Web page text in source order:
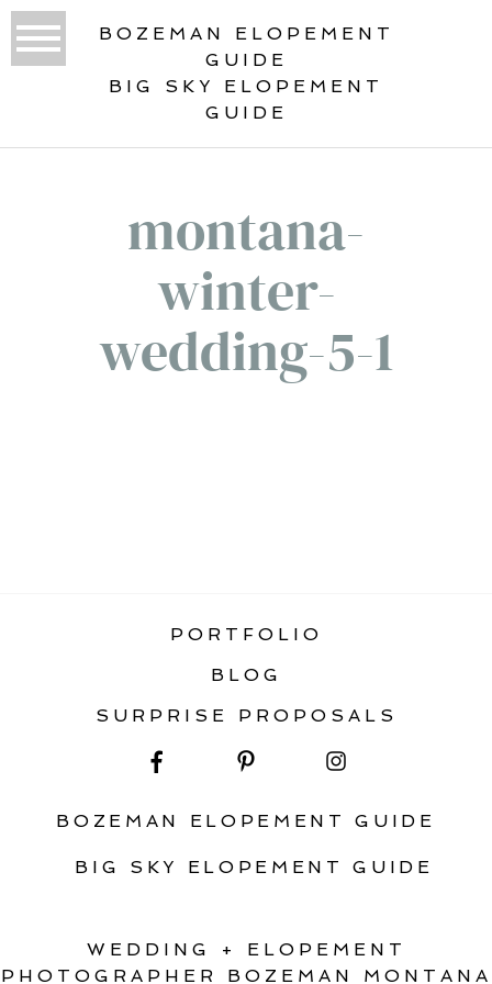
BOZEMAN ELOPEMENT
GUIDE
BIG SKY ELOPEMENT
GUIDE
montana-
winter-
wedding-5-1
PORTFOLIO
BLOG
SURPRISE PROPOSALS
BOZEMAN ELOPEMENT GUIDE
BIG SKY ELOPEMENT GUIDE
WEDDING + ELOPEMENT
PHOTOGRAPHER BOZEMAN MONTANA